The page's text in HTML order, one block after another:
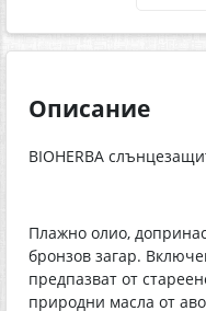
Описание
BIOHERBA
Плажно олио,
бронзов загар.
предпазват от
природни масла от